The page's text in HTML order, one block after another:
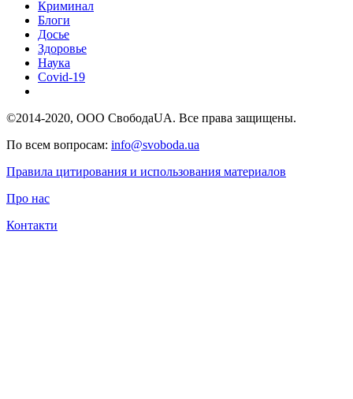
Криминал
Блоги
Досье
Здоровье
Наука
Covid-19
©2014-2020, ООО СвободаUA. Все права защищены.
По всем вопросам: info@svoboda.ua
Правила цитирования и использования материалов
Про нас
Контакти